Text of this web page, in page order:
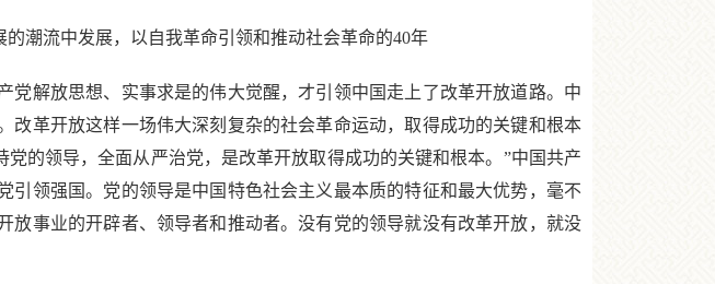
潮流中发展，以自我革命引领和推动社会革命的40年
解放思想、实事求是的伟大觉醒，才引领中国走上了改革开放道路。中
革开放这样一场伟大深刻复杂的社会革命运动，取得成功的关键和根本
的领导，全面从严治党，是改革开放取得成功的关键和根本。”中国共产
领强国。党的领导是中国特色社会主义最本质的特征和最大优势，毫不
事业的开辟者、领导者和推动者。没有党的领导就没有改革开放，就没